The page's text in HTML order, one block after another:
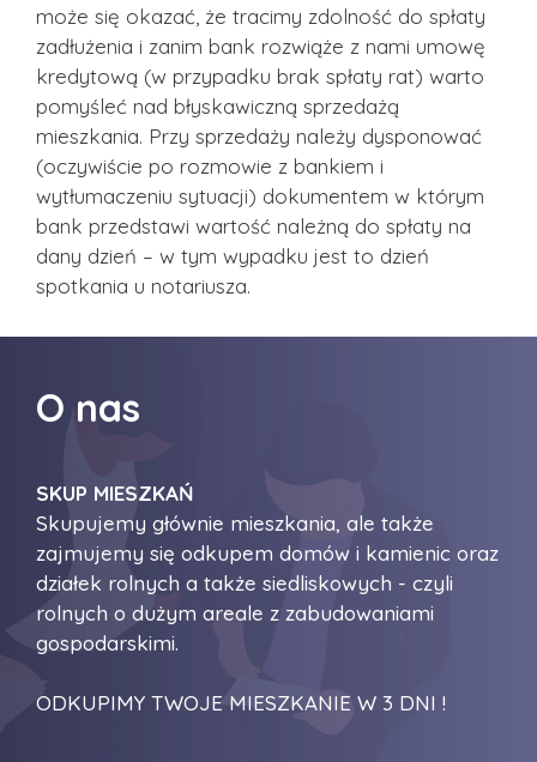
może się okazać, że tracimy zdolność do spłaty
zadłużenia i zanim bank rozwiąże z nami umowę
kredytową (w przypadku brak spłaty rat) warto
pomyśleć nad błyskawiczną sprzedażą
mieszkania. Przy sprzedaży należy dysponować
(oczywiście po rozmowie z bankiem i
wytłumaczeniu sytuacji) dokumentem w którym
bank przedstawi wartość należną do spłaty na
dany dzień – w tym wypadku jest to dzień
spotkania u notariusza.
O nas
SKUP MIESZKAŃ
Skupujemy głównie mieszkania, ale także
zajmujemy się odkupem domów i kamienic oraz
działek rolnych a także siedliskowych - czyli
rolnych o dużym areale z zabudowaniami
gospodarskimi.
ODKUPIMY TWOJE MIESZKANIE W 3 DNI !